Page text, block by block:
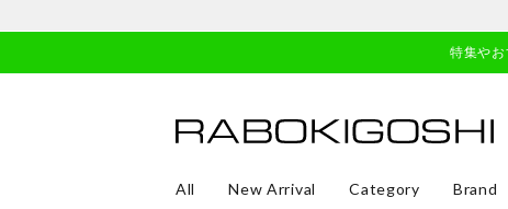
特集や
All New Arrival Category Brand